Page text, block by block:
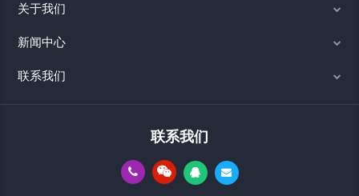
关于我们
新闻中心
联系我们
联系我们